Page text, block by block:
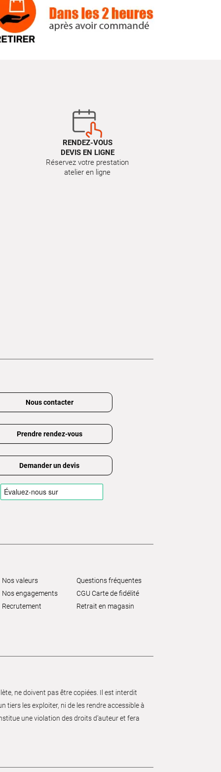
RENDEZ-VOUS
DEVIS EN LIGNE
Réservez votre prestation
atelier en ligne
Nous contacter
Prendre rendez-vous
Demander un devis
Nos valeurs
Nos engagements
Recrutement
Questions fréquentes
CGU Carte de fidélité
Retrait en magasin
ne doivent pas être copiées. Il est interdit
tiers les exploiter, ni de les rendre accessible à
une violation des droits d’auteur et fera